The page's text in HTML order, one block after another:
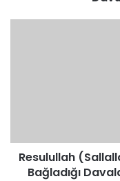
ARAPÇA
TÜRKÇE
HADİS
Resulullah
Bağladığı